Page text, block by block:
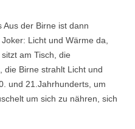
Aus der Birne ist dann
Licht und Wärme da,
am Tisch, die
die Birne strahlt Licht und
und 21.Jahrhunderts, um
um sich zu nähren, sich